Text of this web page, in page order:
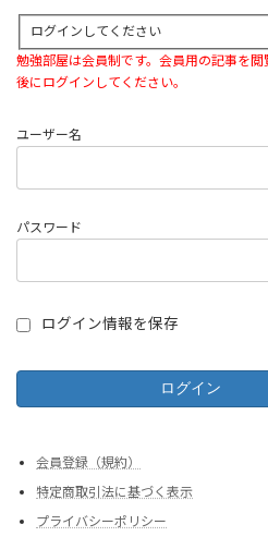
ログインしてください
勉強部屋は会員制です。会員用の記事を閲
後にログインしてください。
ユーザー名
パスワード
ログイン情報を保存
会員登録（規約）
特定商取引法に基づく表示
プライバシーポリシー